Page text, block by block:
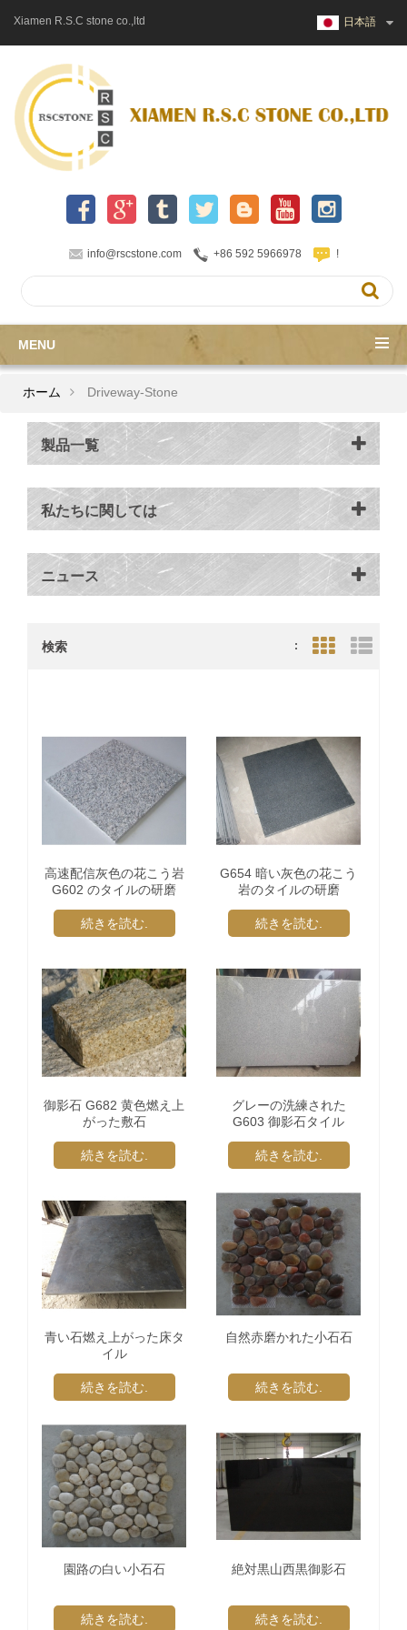
Xiamen R.S.C stone co.,ltd 日本語
info@rscstone.com +86 592 5966978 !
MENU
ホーム Driveway-Stone
製品一覧
私たちに関しては
ニュース
検索 : Grid View
高速配信灰色の花こう岩
G602 のタイルの研磨
続きを読む.
G654 暗い灰色の花こう
岩のタイルの研磨
続きを読む.
御影石 G682 黄色燃え上
がった敷石
続きを読む.
グレーの洗練された
G603 御影石タイル
続きを読む.
青い石燃え上がった床タ
イル
続きを読む.
自然赤磨かれた小石石
続きを読む.
園路の白い小石石
続きを読む.
絶対黒山西黒御影石
続きを読む.